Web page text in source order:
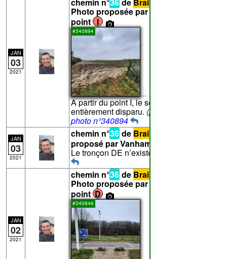
JAN
03
2021
chemin n°36 de Braine-l'Alleud
Photo proposée par Vanham pour le
point I
#340894
...
A partir du point I, le sentier a
entièrement disparu. (photo n°6)
photo n°340894
JAN
03
2021
chemin n°36 de Braine-l'Alleud
proposé par Vanham pour le point
Le tronçon DE n’existe plus.
JAN
02
2021
chemin n°36 de Braine-l'Alleud
Photo proposée par Vanham pour le
point D
#340846